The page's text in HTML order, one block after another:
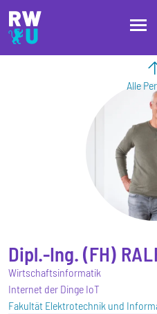
Direkt zum Inhalt
Direkt zur Hauptnavigation
Direkt zum Fußbereich
Alle
Dipl.-Ing. (FH)
Wirtschaftsinformatik
Internet der Dinge IoT
Fakultät Elektrotechnik und